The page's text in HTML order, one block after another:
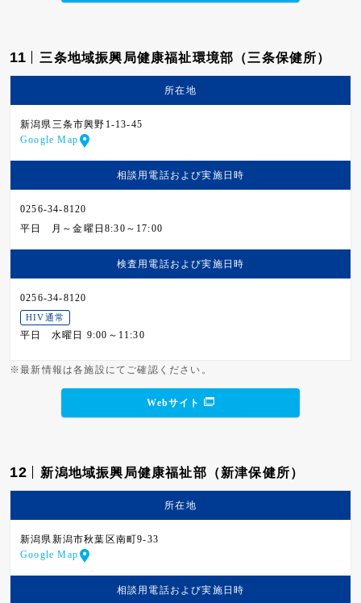
11 三条地域振興局健康福祉環境部（三条保健所）
所在地
新潟県三条市興野1-13-45
Google Map
相談用電話および実施日時
0256-34-8120
平日
月～金曜日8:30～17:00
検査用電話および実施日時
0256-34-8120
HIV通常
平日 水曜日 9:00～11:30
※最新情報は各施設にてご確認ください。
Webサイト
12 新潟地域振興局健康福祉部（新津保健所）
所在地
新潟県新潟市秋葉区南町9-33
Google Map
相談用電話および実施日時